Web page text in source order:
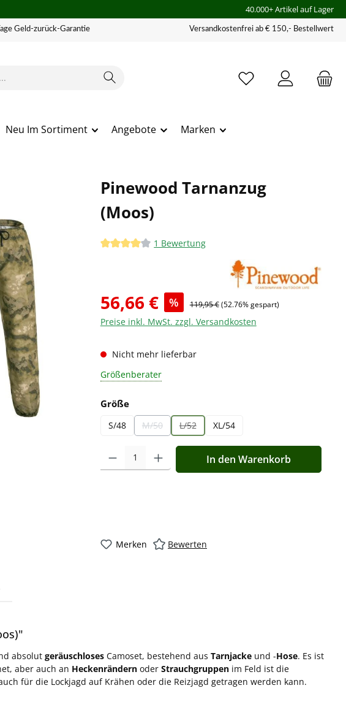
40.000+ Artikel auf Lager
Geld-zurück-Garantie Versandkostenfrei ab € 150,- Bestellwert
Neu Im Sortiment Angebote Marken
Pinewood Tarnanzug
(Moos)
Durchschnittliche Bewertung von 4 von 5 Sternen
1 Bewertung
56,66 € % 119,95 €(52.76% gespart)
Preise inkl. MwSt. zzgl. Versandkosten
Nicht mehr lieferbar
Größenberater
Größeauswählen
S/48 M/50
(Diese Option ist zurzeit nicht verfügbar.)
L/52
(Diese Option ist zurzeit nicht verfügbar.)
XL/54
Produkt Anzahl: Gib den gewünschten Wert ein oder
In den Warenkorb
Merken Bewerten
absolut geräuschloses Camoset, bestehend aus Tarnjacke und -Hose. Es ist
aber auch an Heckenrändern oder Strauchgruppen im Feld ist die
für die Lockjagd auf Krähen oder die Reizjagd getragen werden kann.